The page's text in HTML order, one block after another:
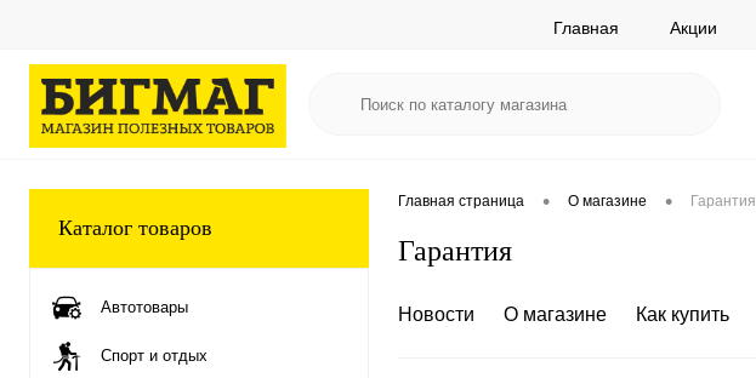
Главная Акции
Каталог товаров
Автотовары
Спорт и отдых
Главная страница • О магазине • Гарантия
Гарантия
Новости О магазине Как купить